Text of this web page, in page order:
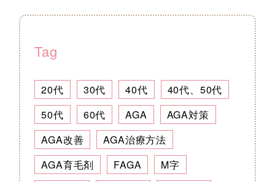
Tag
20代 30代 40代
40代、50代
50代
60代 AGA
AGA対策
AGA改善
AGA治療方法
AGA育毛剤
FAGA
M字